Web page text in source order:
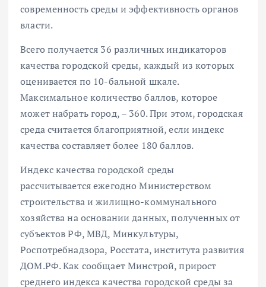
современность среды и эффективность органов
власти.
Всего получается 36 различных индикаторов
качества городской среды, каждый из которых
оценивается по 10-бальной шкале.
Максимальное количество баллов, которое
может набрать город, – 360. При этом, городская
среда считается благоприятной, если индекс
качества составляет более 180 баллов.
Индекс качества городской среды
рассчитывается ежегодно Министерством
строительства и жилищно-коммунального
хозяйства на основании данных, полученных от
субъектов РФ, МВД, Минкультуры,
Роспотребнадзора, Росстата, института развития
ДОМ.РФ. Как сообщает Минстрой, прирост
среднего индекса качества городской среды за